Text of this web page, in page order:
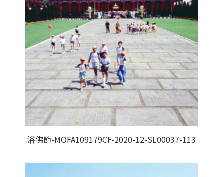
浴佛節-MOFA109179CF-2020-12-SL00037-113